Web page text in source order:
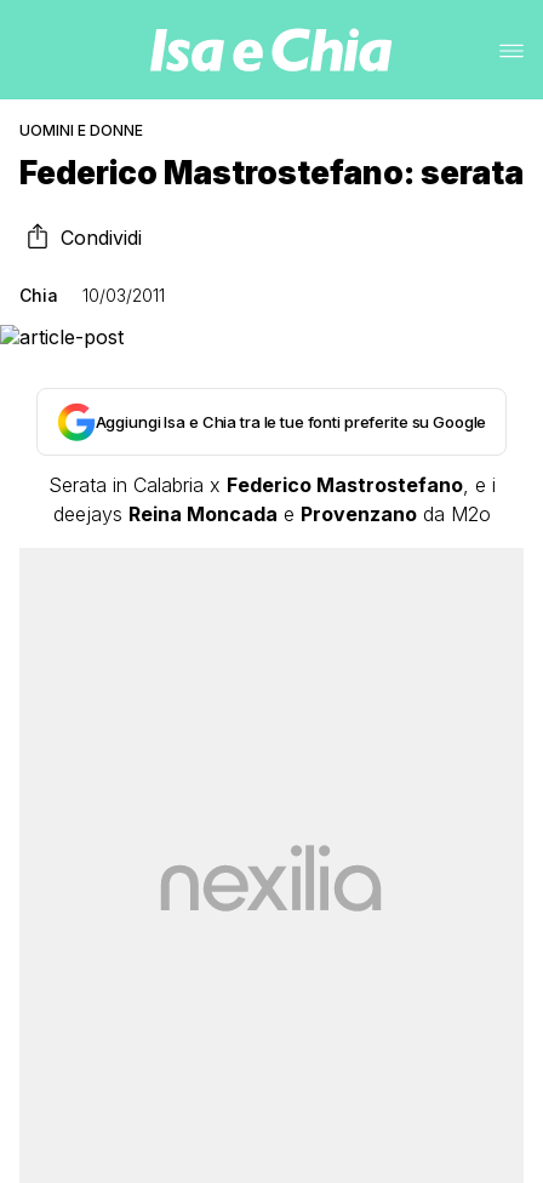
UOMINI E DONNE
Federico Mastrostefano: serata
Condividi
Chia 10/03/2011
Aggiungi Isa e Chia tra le tue fonti preferite su Google
Serata in Calabria x Federico Mastrostefano, e i
deejays Reina Moncada e Provenzanoda M2o